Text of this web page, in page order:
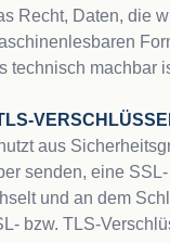
Recht, Daten, die
technisch machbar
aus
senden, eine
und an dem
bzw. TLS-